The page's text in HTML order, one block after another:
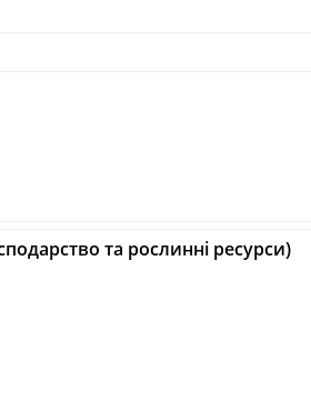
та рослинні ресурси)